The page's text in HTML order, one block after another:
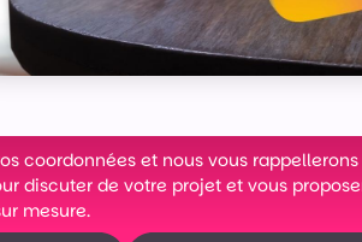
coordonnées et nous vous rappellerons
discuter de votre projet et vous
mesure.